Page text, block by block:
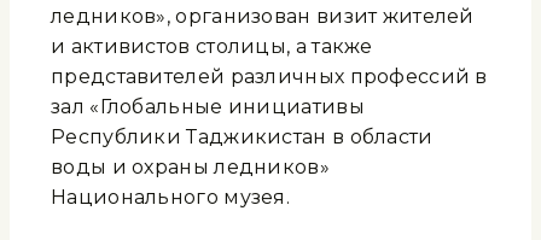
ледников», организован визит жителей
и активистов столицы, а также
представителей различных профессий в
зал «Глобальные инициативы
Республики Таджикистан в области
воды и охраны ледников»
Национального музея.